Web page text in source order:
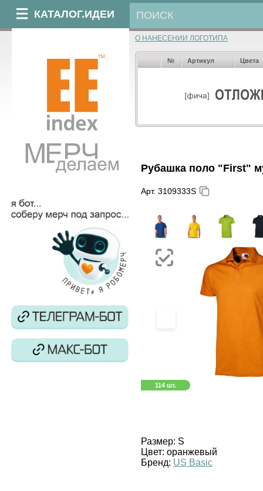
КАТАЛОГ.ИДЕИ
О НАНЕСЕНИИ ЛОГОТИПА
№ Артикул Цвета
Рубашка поло "First"
Арт. 3109333S
114 шт.
Размер: S
Цвет: оранжевый
Бренд: US Basic